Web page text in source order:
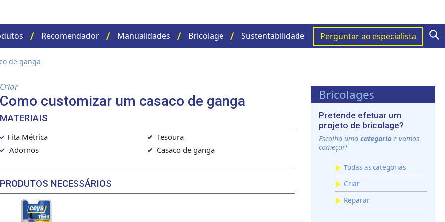
Recomendador Manualidades Bricolage Sustentabilidade Perguntar ao especialista
de ganga
Criar
Como customizar um casaco de ganga
MATERIAIS
Fita Métrica
Tesoura
Adornos
Casaco de ganga
PRODUTOS NECESSÁRIOS
Bricolages
Pretende efetuar um
projeto de bricolage?
Escolha uma categoria e vamos
começar!
Todas as categorias
Criar
Reparar